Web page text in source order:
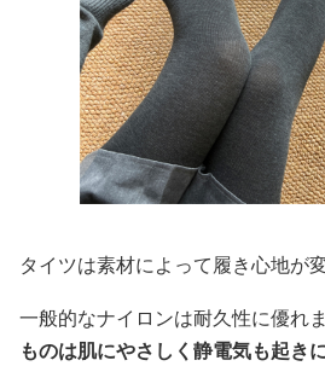
タイツは素材によって履き心地が
一般的なナイロンは耐久性に優れま
ものは肌にやさしく静電気も起き